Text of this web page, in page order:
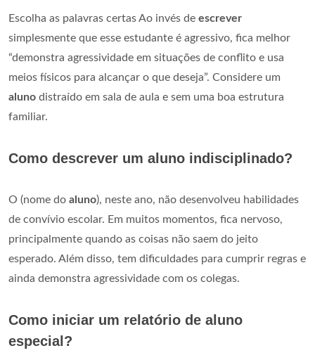
Escolha as palavras certas Ao invés de escrever
simplesmente que esse estudante é agressivo, fica melhor
“demonstra agressividade em situações de conflito e usa
meios físicos para alcançar o que deseja”. Considere um
aluno distraído em sala de aula e sem uma boa estrutura
familiar.
Como descrever um aluno indisciplinado?
O (nome do aluno), neste ano, não desenvolveu habilidades
de convívio escolar. Em muitos momentos, fica nervoso,
principalmente quando as coisas não saem do jeito
esperado. Além disso, tem dificuldades para cumprir regras e
ainda demonstra agressividade com os colegas.
Como iniciar um relatório de aluno
especial?